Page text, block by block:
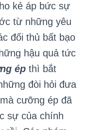
kẻ áp bức sự
từ những yêu
đối thủ bất bạo
hậu quả tức
ép thì bắt
đòi hỏi đưa
cưỡng ép đã
sự của chính